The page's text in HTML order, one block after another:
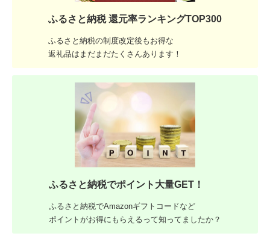
ふるさと納税 還元率ランキングTOP300
ふるさと納税の制度改定後もお得な
返礼品はまだまだたくさんあります！
ふるさと納税でポイント大量GET！
ふるさと納税でAmazonギフトコードなど
ポイントがお得にもらえるって知ってましたか？